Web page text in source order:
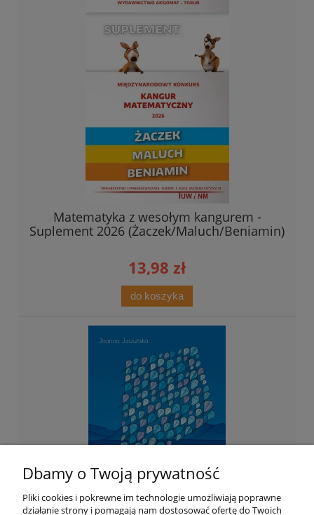
Matematyka z wesołym kangurem -
Suplement 2026 (Żaczek/Maluch/Beniamin)
13,98 zł
do koszyka
Dbamy o Twoją prywatność
Pliki cookies i pokrewne im technologie umożliwiają poprawne
działanie strony i pomagają nam dostosować ofertę do Twoich